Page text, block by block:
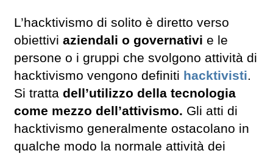
L’hacktivismo di solito è diretto verso
obiettivi aziendali o governativi e le
persone o i gruppi che svolgono attività di
hacktivismo vengono definiti hacktivisti.
Si tratta dell’utilizzo della tecnologia
come mezzo dell’attivismo. Gli atti di
hacktivismo generalmente ostacolano in
qualche modo la normale attività dei